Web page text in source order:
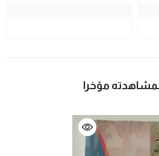
مؤخرا